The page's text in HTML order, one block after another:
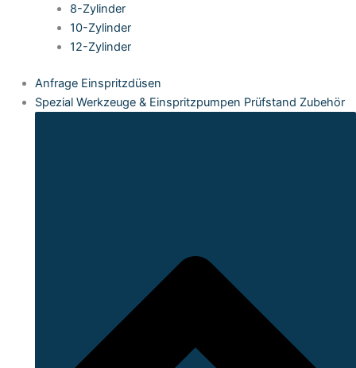
8-Zylinder
10-Zylinder
12-Zylinder
Anfrage Einspritzdüsen
Spezial Werkzeuge & Einspritzpumpen Prüfstand Zubehör